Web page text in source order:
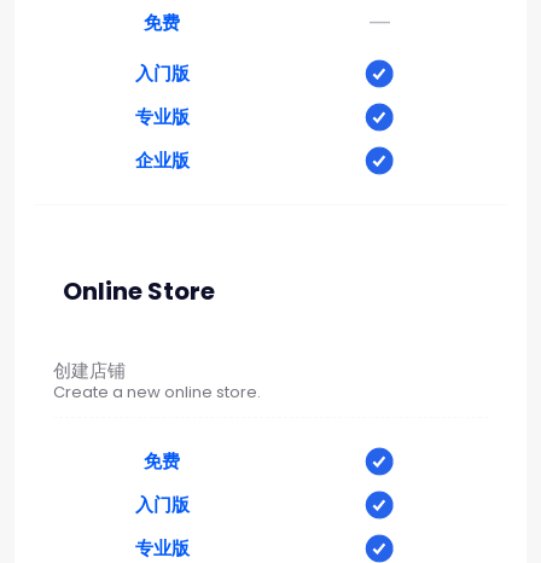
免费 —
入门版
专业版
企业版
Online Store
创建店铺
Create a new online store.
免费
入门版
专业版